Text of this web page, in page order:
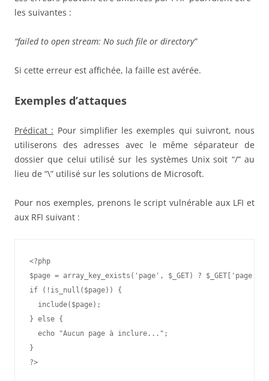
les suivantes :
“failed to open stream: No such file or directory”
Si cette erreur est affichée, la faille est avérée.
Exemples d’attaques
Prédicat : Pour simplifier les exemples qui suivront, nous
utiliserons des adresses avec le même séparateur de
dossier que celui utilisé sur les systèmes Unix soit “/” au
lieu de “\” utilisé sur les solutions de Microsoft.
Pour nos exemples, prenons le script vulnérable aux LFI et
aux RFI suivant :
<?php
$page = array_key_exists('page', $_GET) ?
if (!is_null($page)) {
  include($page);
} else {
  echo "Aucun page à inclure...";
}